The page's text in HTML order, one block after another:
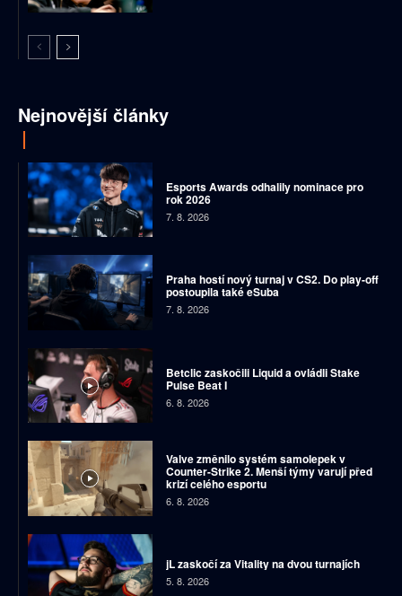
Nejnovější články
Esports Awards odhalily nominace pro
rok 2026
7. 8. 2026
Praha hostí nový turnaj v CS2. Do play-off
postoupila také eSuba
7. 8. 2026
Betclic zaskočili Liquid a ovládli Stake
Pulse Beat I
6. 8. 2026
Valve změnilo systém samolepek v
Counter-Strike 2. Menší týmy varují před
krizí celého esportu
6. 8. 2026
jL zaskočí za Vitality na dvou turnajích
5. 8. 2026